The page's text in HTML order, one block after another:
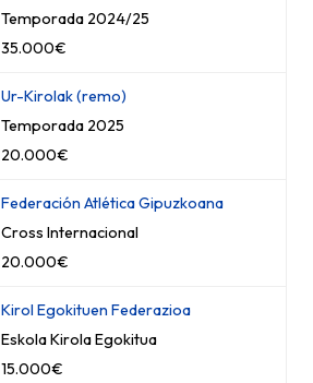
Temporada 2024/25
35.000€
Ur-Kirolak (remo)
Temporada 2025
20.000€
Federación Atlética Gipuzkoana
Cross Internacional
20.000€
Kirol Egokituen Federazioa
Eskola Kirola Egokitua
15.000€